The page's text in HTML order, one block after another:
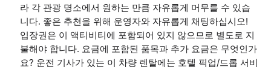
라 각 관광 명소에서 원하는 만큼 자유롭게 머무를 수 있습
니다. 좋은 추천을 위해 운영자와 자유롭게 채팅하십시오!
입장권은 이 액티비티에 포함되어 있지 않으므로 별도로 지
불해야 합니다. 요금에 포함된 품목과 추가 요금은 무엇인가
요? 운전 기사가 있는 이 차량 렌탈에는 호텔 픽업/드롭 서비